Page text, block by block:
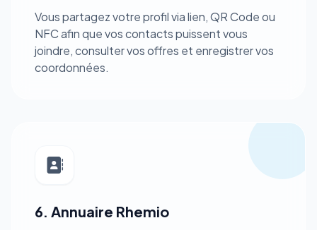
Vous partagez votre profil via lien, QR Code ou
NFC afin que vos contacts puissent vous
joindre, consulter vos offres et enregistrer vos
coordonnées.
6. Annuaire Rhemio